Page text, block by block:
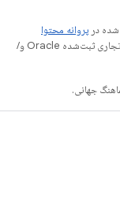
در پروانه محتوا
هستند. جاوا و OpenJDK علامت‌های تجاری یا علامت‌های تجاری ثبت‌شده Oracle و/